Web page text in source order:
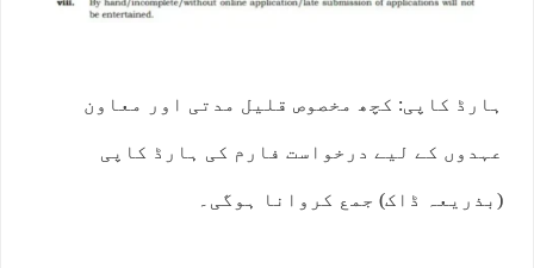
ہارڈ کاپی: کچھ مخصوص قلیل مدتی اور معاون
عہدوں کے لیے درخواست فارم کی ہارڈ کاپی
(بذریعہ ڈاک) جمع کروانا ہوگی۔